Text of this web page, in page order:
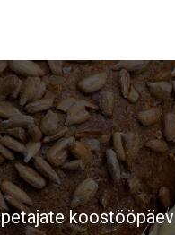
koostööpäev